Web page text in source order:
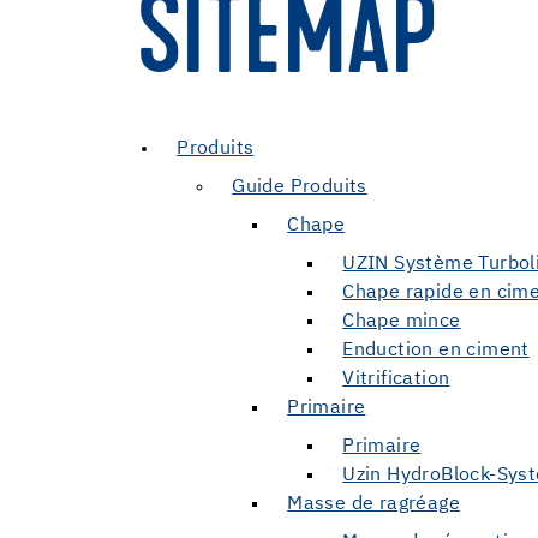
SITEMAP
Produits
Guide Produits
Chape
UZIN Système
Chape rapide en
Chape mince
Enduction en ciment
Vitrification
Primaire
Primaire
Uzin HydroBlock-
Masse de ragréage